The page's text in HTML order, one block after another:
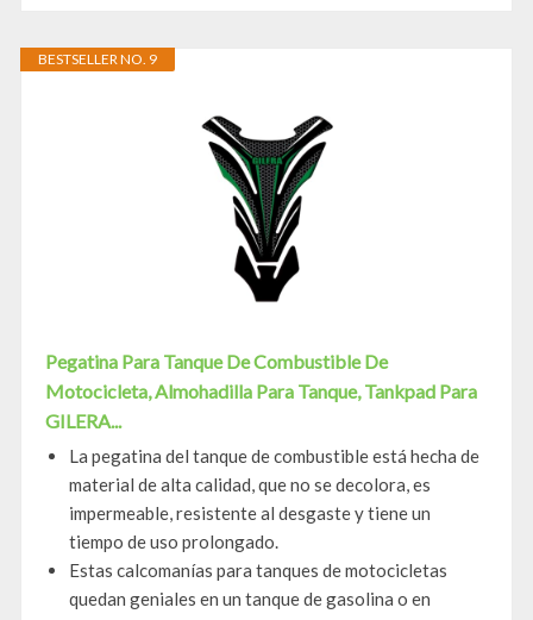
BESTSELLER NO. 9
Pegatina Para Tanque De Combustible De
Motocicleta, Almohadilla Para Tanque, Tankpad Para
GILERA...
La pegatina del tanque de combustible está hecha de
material de alta calidad, que no se decolora, es
impermeable, resistente al desgaste y tiene un
tiempo de uso prolongado.
Estas calcomanías para tanques de motocicletas
quedan geniales en un tanque de gasolina o en